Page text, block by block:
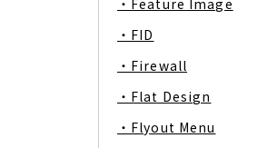
・Feature Image
・FID
・Firewall
・Flat Design
・Flyout Menu